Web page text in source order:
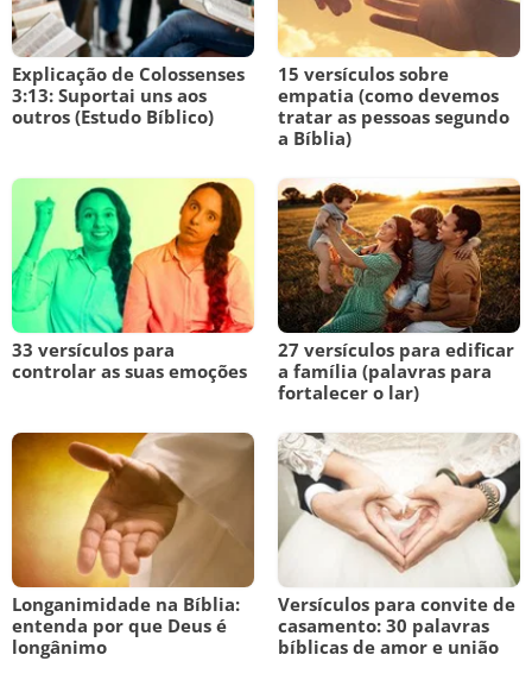
Explicação de Colossenses
3:13: Suportai uns aos
outros (Estudo Bíblico)
15 versículos sobre
empatia (como devemos
tratar as pessoas segundo
a Bíblia)
33 versículos para
controlar as suas emoções
27 versículos para edificar
a família (palavras para
fortalecer o lar)
Longanimidade na Bíblia:
entenda por que Deus é
longânimo
Versículos para convite de
casamento: 30 palavras
bíblicas de amor e união